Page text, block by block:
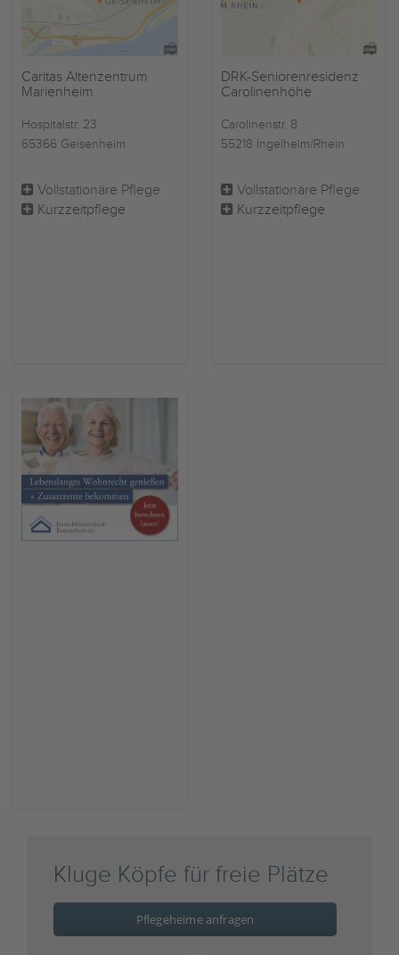
Caritas Altenzentrum
Marienheim
Hospitalstr. 23
65366 Geisenheim
Vollstationäre Pflege
Kurzzeitpflege
DRK-Seniorenresidenz
Carolinenhöhe
Carolinenstr. 8
55218 Ingelheim/Rhein
Vollstationäre Pflege
Kurzzeitpflege
Kluge Köpfe für freie Plätze
Pflegeheime anfragen